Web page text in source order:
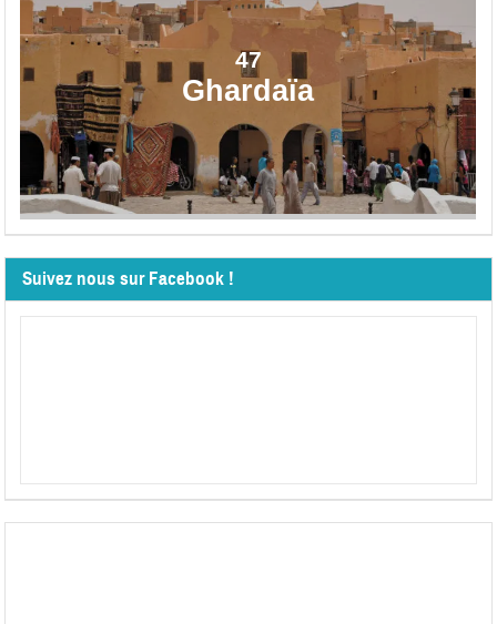
47
Ghardaïa
Suivez nous sur Facebook !